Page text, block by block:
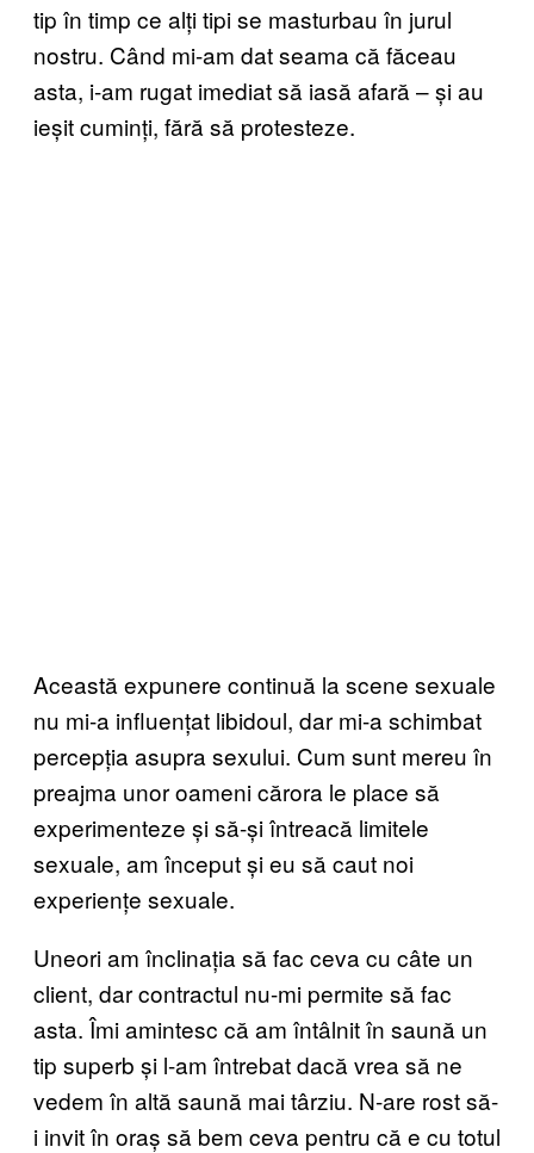
tip în timp ce alți tipi se masturbau în jurul
nostru. Când mi-am dat seama că făceau
asta, i-am rugat imediat să iasă afară – și au
ieșit cuminți, fără să protesteze.
Această expunere continuă la scene sexuale
nu mi-a influențat libidoul, dar mi-a schimbat
percepția asupra sexului. Cum sunt mereu în
preajma unor oameni cărora le place să
experimenteze și să-și întreacă limitele
sexuale, am început și eu să caut noi
experiențe sexuale.
Uneori am înclinația să fac ceva cu câte un
client, dar contractul nu-mi permite să fac
asta. Îmi amintesc că am întâlnit în saună un
tip superb și l-am întrebat dacă vrea să ne
vedem în altă saună mai târziu. N-are rost să-
i invit în oraș să bem ceva pentru că e cu totul